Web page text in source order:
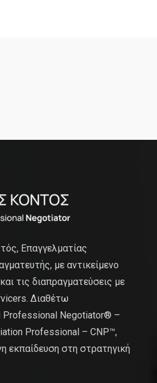
Επαγγελματίας
με αντικείμενο
τις διαπραγματεύσεις με
Διαθέτω
Professional Negotiator® –
Professional – CNP™,
εκπαίδευση στη στρατηγική